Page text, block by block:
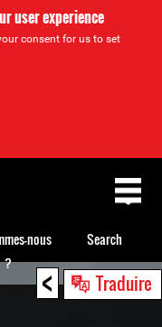
user experience
consent for us to set
< Traduire
nous
?
Search